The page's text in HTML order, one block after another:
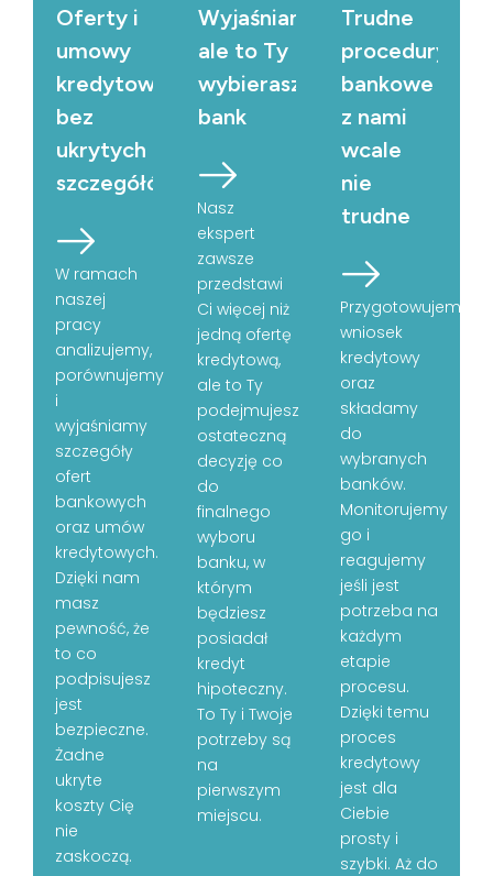
Oferty i
umowy
kredytowe
bez
ukrytych
szczegółów
W ramach
naszej
pracy
analizujemy,
porównujemy
i
wyjaśniamy
szczegóły
ofert
bankowych
oraz umów
kredytowych.
Dzięki nam
masz
pewność, że
to co
podpisujesz
jest
bezpieczne.
Żadne
ukryte
koszty Cię
nie
zaskoczą.
Wyjaśniamy,
ale to Ty
wybierasz
bank
Nasz
ekspert
zawsze
przedstawi
Ci więcej niż
jedną ofertę
kredytową,
ale to Ty
podejmujesz
ostateczną
decyzję co
do
finalnego
wyboru
banku, w
którym
będziesz
posiadał
kredyt
hipoteczny.
To Ty i Twoje
potrzeby są
na
pierwszym
miejscu.
Trudne
procedury
bankowe
z nami
wcale
nie
trudne
Przygotowujemy
wniosek
kredytowy
oraz
składamy
do
wybranych
banków.
Monitorujemy
go i
reagujemy
jeśli jest
potrzeba na
każdym
etapie
procesu.
Dzięki temu
proces
kredytowy
jest dla
Ciebie
prosty i
szybki. Aż do